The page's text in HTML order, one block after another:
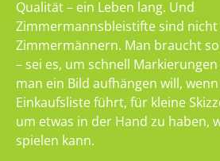
Qualität – ein Leben lang. Und
Zimmermannsbleistifte sind
Zimmermännern. Man braucht
– sei es, um schnell
man ein Bild aufhängen will,
Einkaufsliste führt, für kleine
um etwas in der Hand zu haben,
spielen kann.